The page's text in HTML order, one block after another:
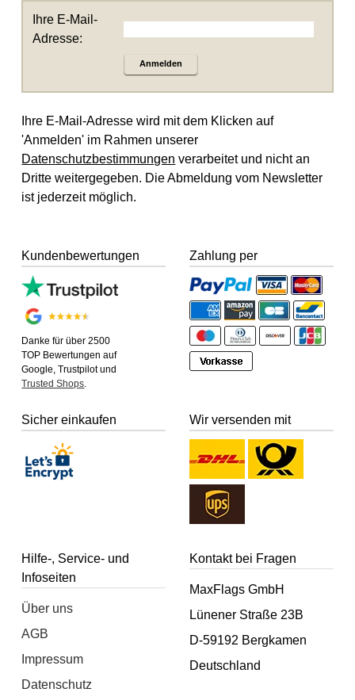
Ihre E-Mail-
Adresse:
Anmelden
Ihre E-Mail-Adresse wird mit dem Klicken auf
'Anmelden' im Rahmen unserer
Datenschutzbestimmungen verarbeitet und nicht an
Dritte weitergegeben. Die Abmeldung vom Newsletter
ist jederzeit möglich.
Kundenbewertungen
Danke für über 2500
TOP Bewertungen auf
Google, Trustpilot und
Trusted Shops.
Zahlung per
Sicher einkaufen Wir versenden mit
Hilfe-, Service- und
Infoseiten
Über uns
AGB
Impressum
Datenschutz
Kontakt bei Fragen
MaxFlags GmbH
Lünener Straße 23B
D-59192 Bergkamen
Deutschland